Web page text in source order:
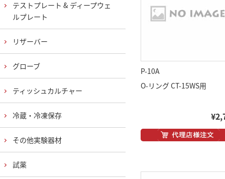
P-10A
O-リング CT-15WS用
テストプレート & ディープウェ
ルプレート
リザーバー
グローブ
ティッシュカルチャー
冷蔵・冷凍保存
その他実験器材
試薬